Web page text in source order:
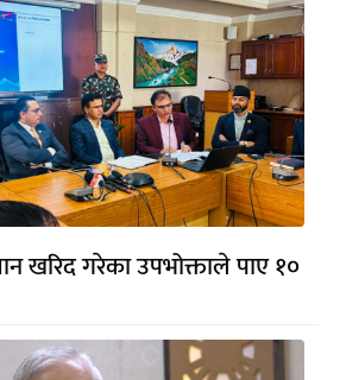
खरिद गरेका उपभोक्ताले पाए १०